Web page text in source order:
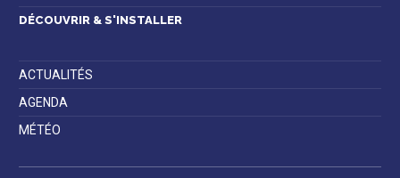
DÉCOUVRIR & S'INSTALLER
ACTUALITÉS
AGENDA
MÉTÉO